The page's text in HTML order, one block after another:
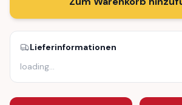
Lieferinformationen
loading…